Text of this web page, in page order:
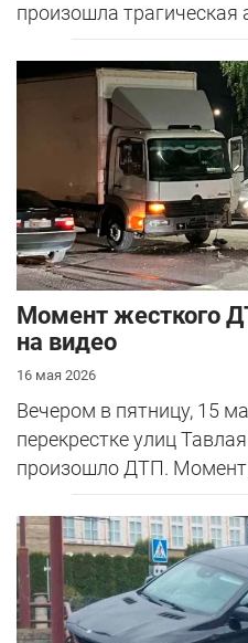
произошла трагическая
Момент жесткого
на видео
16 мая 2026
Вечером в пятницу, 15
перекрестке улиц
произошло ДТП. Момент